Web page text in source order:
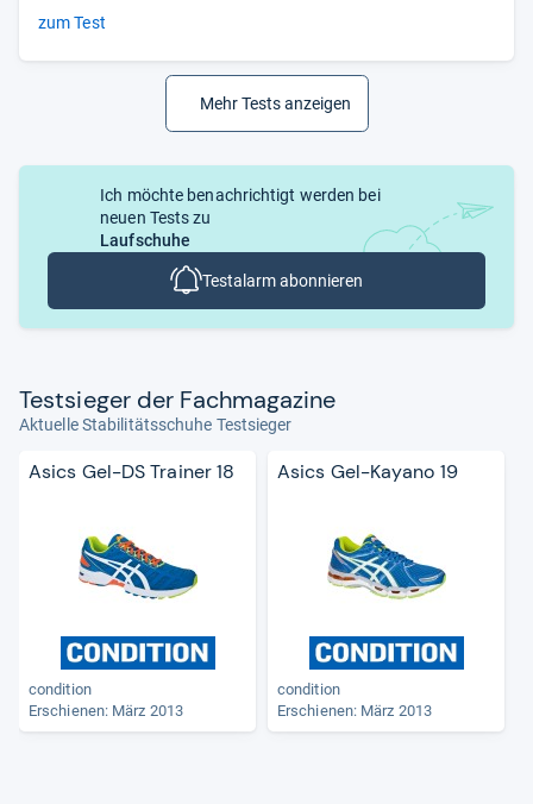
zum Test
Mehr Tests anzeigen
Ich möchte benachrichtigt werden bei
neuen Tests zu
Laufschuhe
Testalarm abonnieren
Test­sie­ger der Fach­ma­ga­zine
Aktuelle Stabilitätsschuhe Testsieger
Asics Gel-DS Trainer 18
condition
Erschienen: März 2013
Asics Gel-Kayano 19
condition
Erschienen: März 2013